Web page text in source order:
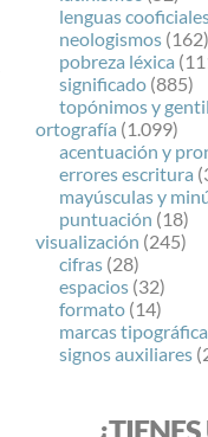
lenguas
neologismos (162)
pobreza léxica
significado (885)
topónimos y
ortografía (1.099)
acentuación y
errores escritura
mayúsculas y
puntuación (18)
visualización (245)
cifras (28)
espacios (32)
formato (14)
marcas
signos auxiliares